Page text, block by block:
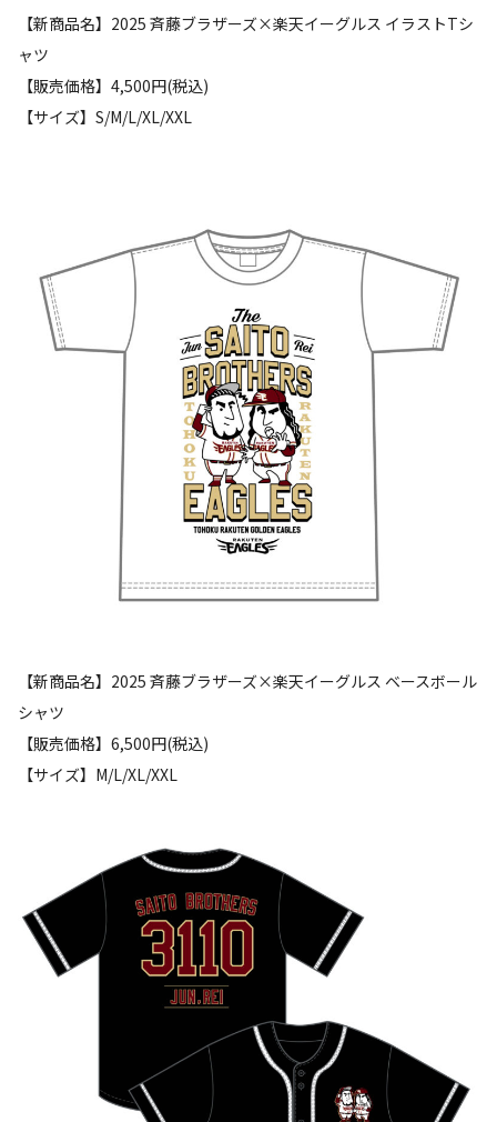
【新商品名】2025 斉藤ブラザーズ×楽天イーグルス イラストTシ
ャツ
【販売価格】4,500円(税込)
【サイズ】S/M/L/XL/XXL
【新商品名】2025 斉藤ブラザーズ×楽天イーグルス ベースボール
シャツ
【販売価格】6,500円(税込)
【サイズ】M/L/XL/XXL